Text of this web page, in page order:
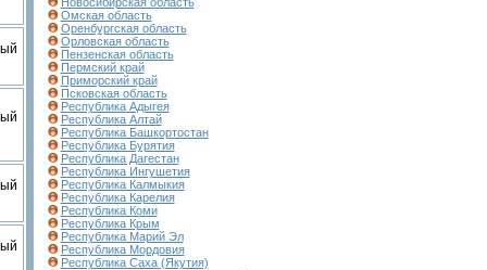
Омская область
Оренбургская область
Орловская область
Пензенская область
Пермский край
Приморский край
Псковская область
Республика Адыгея
Республика Алтай
Республика Башкортостан
Республика Бурятия
Республика Дагестан
Республика Ингушетия
Республика Калмыкия
Республика Карелия
Республика Коми
Республика Крым
Республика Марий Эл
Республика Мордовия
Республика Саха (Якутия)